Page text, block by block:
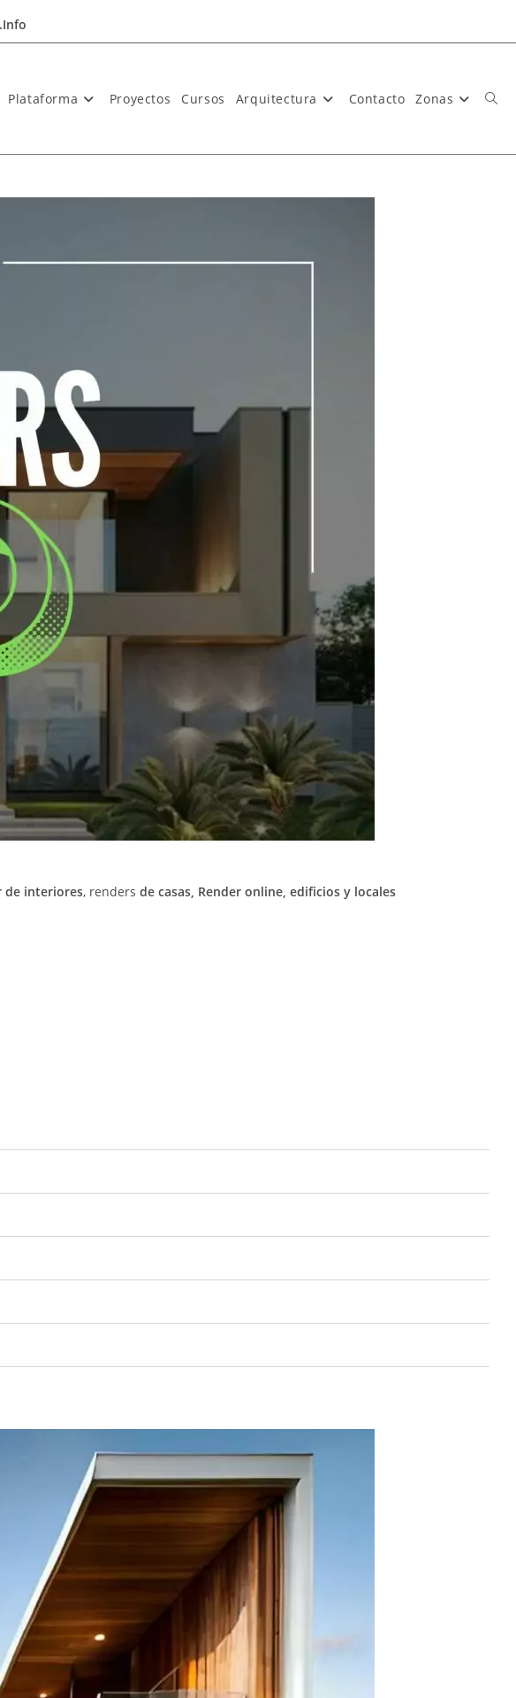
Plataforma Proyectos Cursos Arquitectura Contacto Zonas
de interiores, renders de casas, Render online, edificios y locales